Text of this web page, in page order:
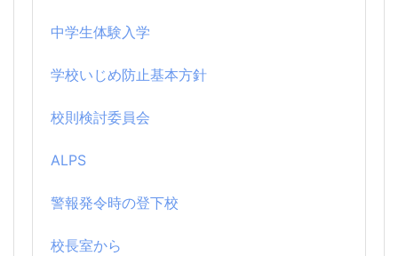
中学生体験入学
学校いじめ防止基本方針
校則検討委員会
ALPS
警報発令時の登下校
校長室から